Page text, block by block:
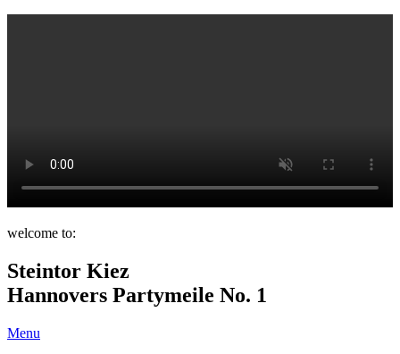
welcome to:
Steintor Kiez
Hannovers Partymeile No. 1
Menu